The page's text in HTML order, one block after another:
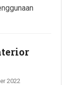
2022